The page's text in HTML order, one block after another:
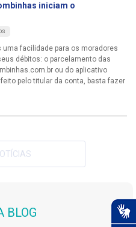
iniciam o
facilidade para os moradores
débitos: o parcelamento das
ou do aplicativo
pelo titular da conta, basta fazer
BLOG